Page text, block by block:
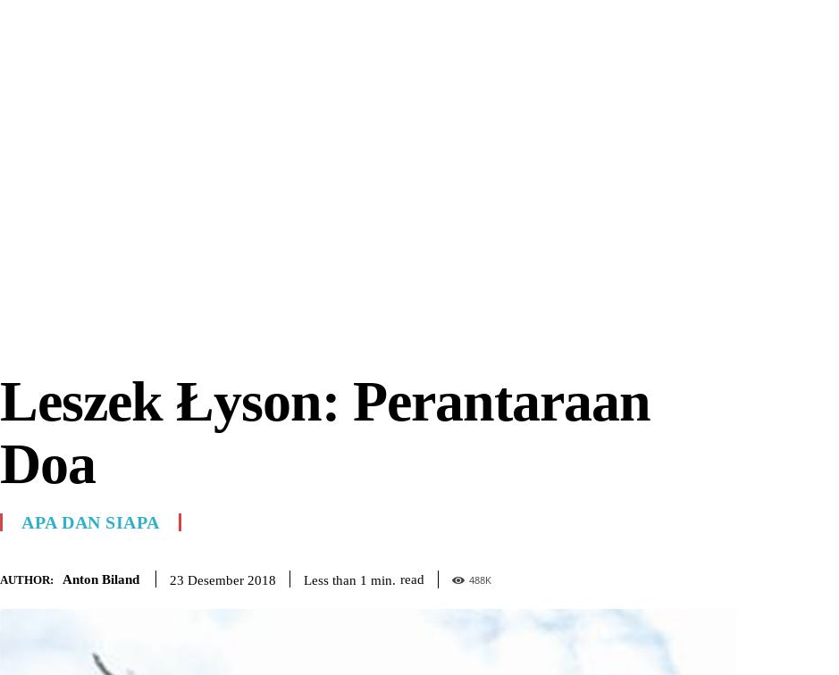
Leszek Łyson: Perantaraan
Doa
APA DAN SIAPA
AUTHOR: Anton Biland 23 Desember 2018 Less than 1 min. read 488K